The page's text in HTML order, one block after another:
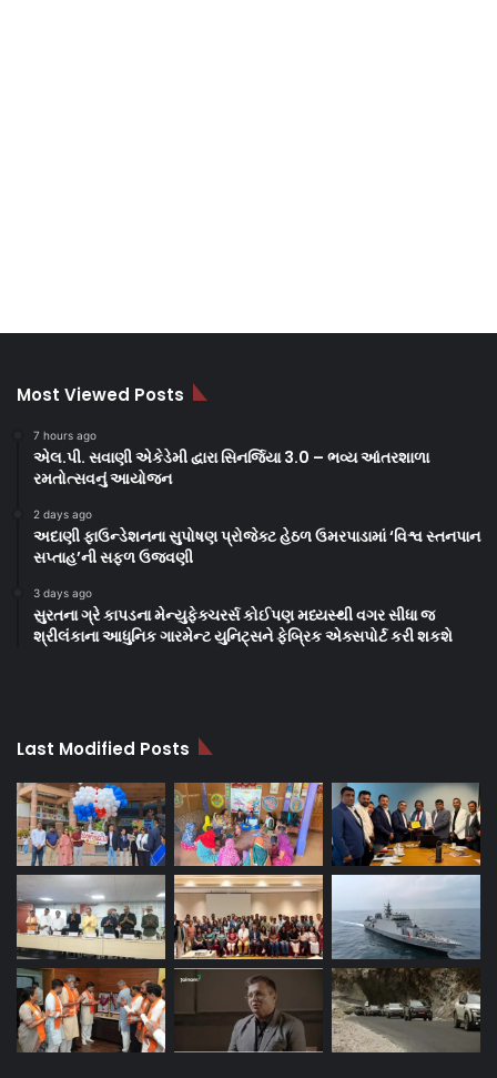
Most Viewed Posts
7 hours ago
એલ.પી. સવાણી એકેડેમી દ્વારા સિનર્જિયા 3.0 – ભવ્ય આંતરશાળા
રમતોત્સવનું આયોજન
2 days ago
અદાણી ફાઉન્ડેશનના સુપોષણ પ્રોજેક્ટ હેઠળ ઉમરપાડામાં ‘વિશ્વ સ્તનપાન
સપ્તાહ’ની સફળ ઉજવણી
3 days ago
સુરતના ગ્રે કાપડના મેન્યુફેક્ચરર્સ કોઈપણ મધ્યસ્થી વગર સીધા જ
શ્રીલંકાના આધુનિક ગારમેન્ટ યુનિટ્સને ફેબ્રિક એક્સપોર્ટ કરી શકશે
Last Modified Posts